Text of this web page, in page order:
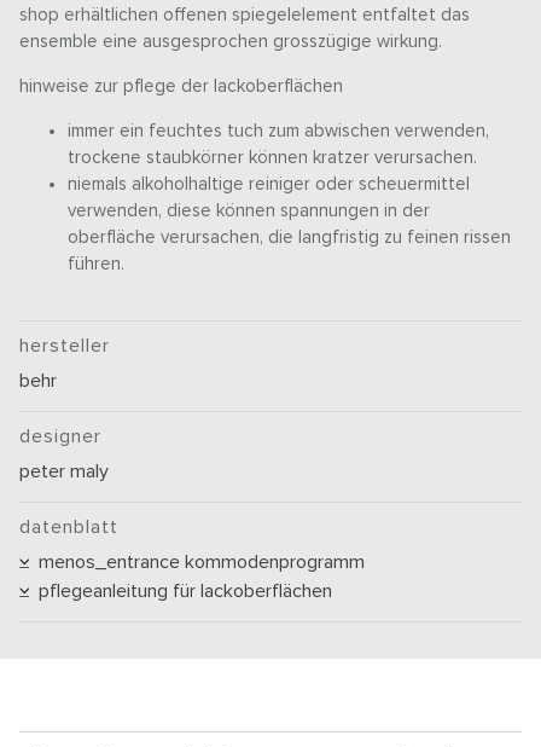
shop erhältlichen offenen spiegelelement entfaltet das
ensemble eine ausgesprochen grosszügige wirkung.
hinweise zur pflege der lackoberflächen
immer ein feuchtes tuch zum abwischen verwenden,
trockene staubkörner können kratzer verursachen.
niemals alkoholhaltige reiniger oder scheuermittel
verwenden, diese können spannungen in der
oberfläche verursachen, die langfristig zu feinen rissen
führen.
hersteller
behr
designer
peter maly
datenblatt
menos_entrance kommodenprogramm
pflegeanleitung für lackoberflächen